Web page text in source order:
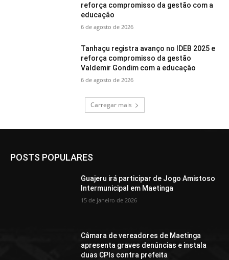
reforça compromisso da gestão com a
educação
6 de agosto de 2026
Tanhaçu registra avanço no IDEB 2025 e
reforça compromisso da gestão
Valdemir Gondim com a educação
6 de agosto de 2026
Carregar mais
POSTS POPULARES
Guajeru irá participar de Jogo Amistoso
Intermunicipal em Maetinga
15 de janeiro de 2026
Câmara de vereadores de Maetinga
apresenta graves denúncias e instala
duas CPIs contra prefeita